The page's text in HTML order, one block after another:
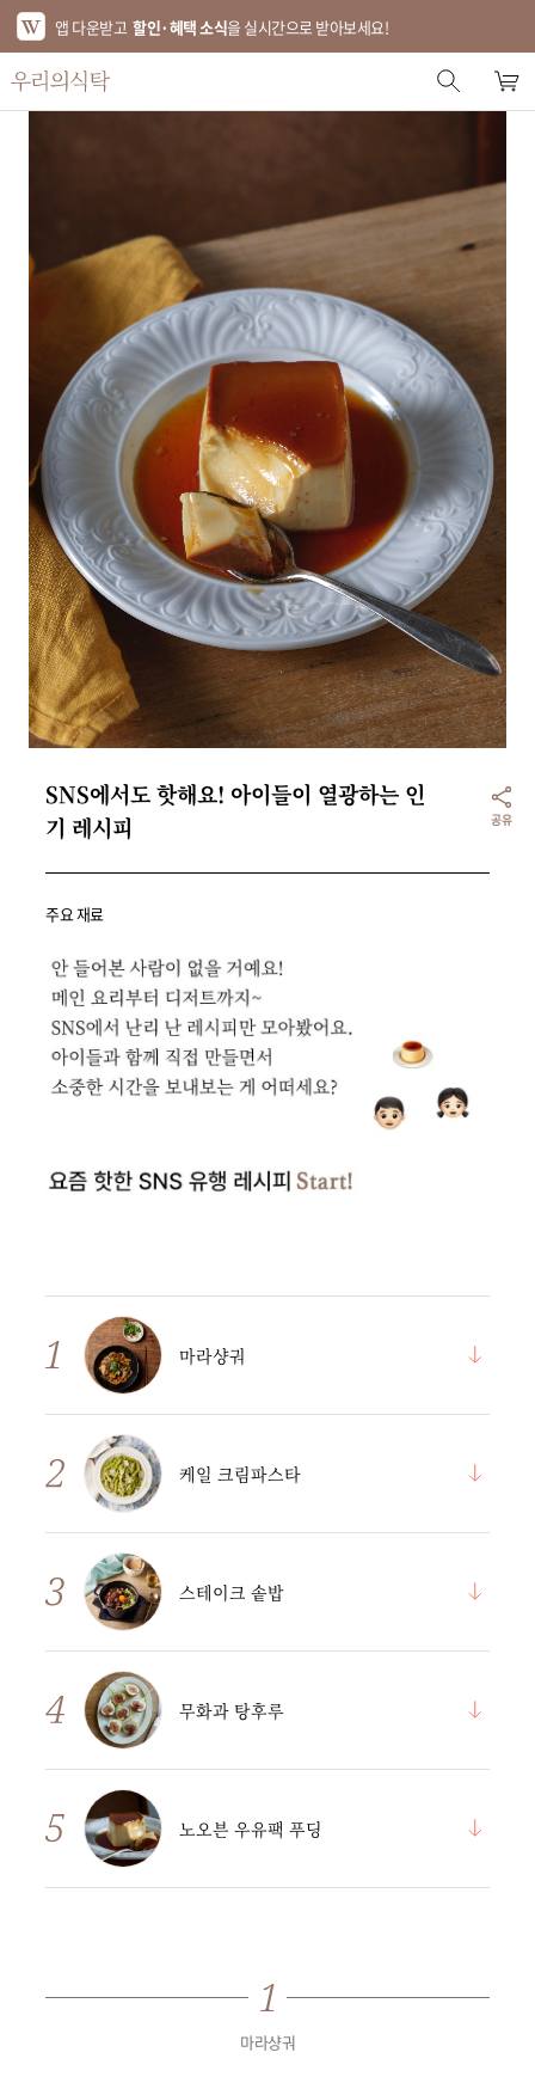
앱 다운받고 할인·혜택 소식을 실시간으로 받아보세요!
한정특가
베스트
신상품
브랜드
푸드
키친
리빙
가전
공유
SNS에서도 핫해요! 아이들이 열광하는 인
기 레시피
주요 재료
마라샹궈
케일 크림파스타
스테이크 솥밥
무화과 탕후루
노오븐 우유팩 푸딩
마라샹궈